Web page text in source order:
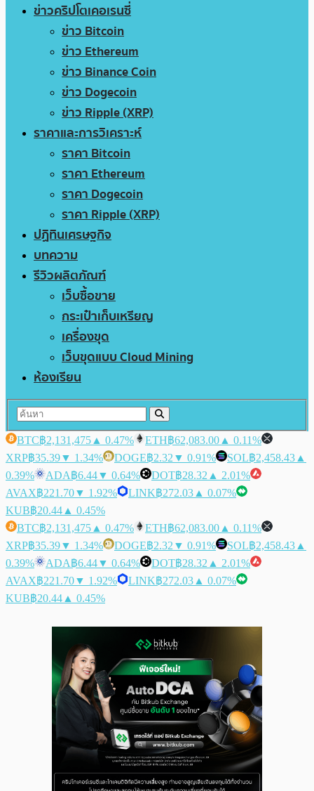
ข่าวคริปโตเคอเรนซี่
ข่าว Bitcoin
ข่าว Ethereum
ข่าว Binance Coin
ข่าว Dogecoin
ข่าว Ripple (XRP)
ราคาและการวิเคราะห์
ราคา Bitcoin
ราคา Ethereum
ราคา Dogecoin
ราคา Ripple (XRP)
ปฏิทินเศรษฐกิจ
บทความ
รีวิวผลิตภัณฑ์
เว็บซื้อขาย
กระเป๋าเก็บเหรียญ
เครื่องขุด
เว็บขุดแบบ Cloud Mining
ห้องเรียน
BTC฿2,131,475 ▲ 0.47% ETH฿62,083.00 ▲ 0.11%
XRP฿35.39▼ 1.34% DOGE฿2.32 ▼ 0.91% SOL฿2,458.43 ▲
0.39%
ADA฿6.44▼ 0.64% DOT฿28.32 ▲ 2.01%
AVAX฿221.70▼ 1.92% LINK฿272.03 ▲ 0.07%
KUB฿20.44 ▲ 0.45%
BTC฿2,131,475 ▲ 0.47% ETH฿62,083.00 ▲ 0.11%
XRP฿35.39▼ 1.34% DOGE฿2.32 ▼ 0.91% SOL฿2,458.43 ▲
0.39%
ADA฿6.44▼ 0.64% DOT฿28.32 ▲ 2.01%
AVAX฿221.70▼ 1.92% LINK฿272.03 ▲ 0.07%
KUB฿20.44 ▲ 0.45%